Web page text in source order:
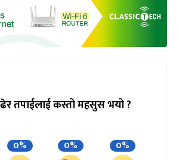
तपाईलाई कस्तो महसुस भयो ?
0% 0% 0%